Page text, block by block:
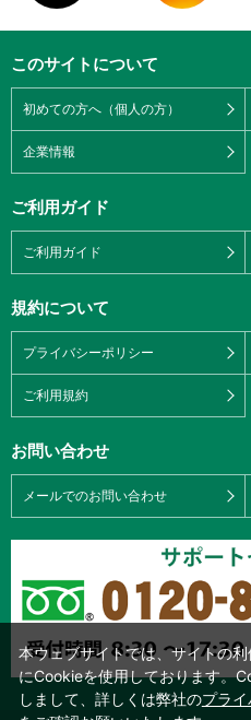
このサイトについて
初めての方へ（個人の方）
企業情報
ご利用ガイド
ご利用ガイド
規約について
プライバシーポリシー
ご利用規約
お問い合わせ
メールでのお問い合わせ
本ウェブサイトでは、サイトの
にCookieを使用しております。
しまして、詳しくは弊社のプラ